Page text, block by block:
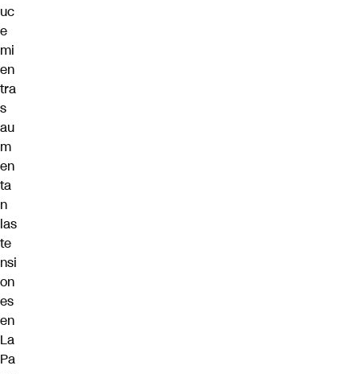
uc
e
mi
en
tra
s
au
m
en
ta
n
las
te
nsi
on
es
en
La
Pa